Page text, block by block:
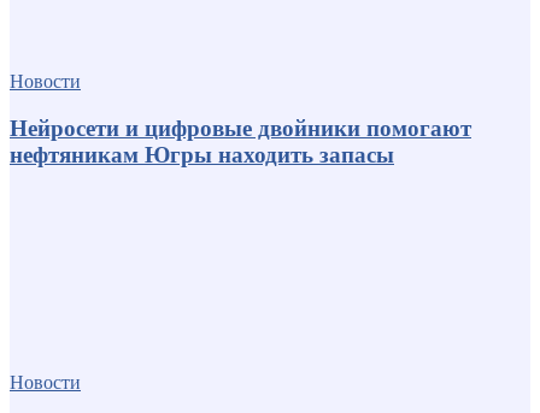
Новости
Нейросети и цифровые двойники помогают
нефтяникам Югры находить запасы
Новости